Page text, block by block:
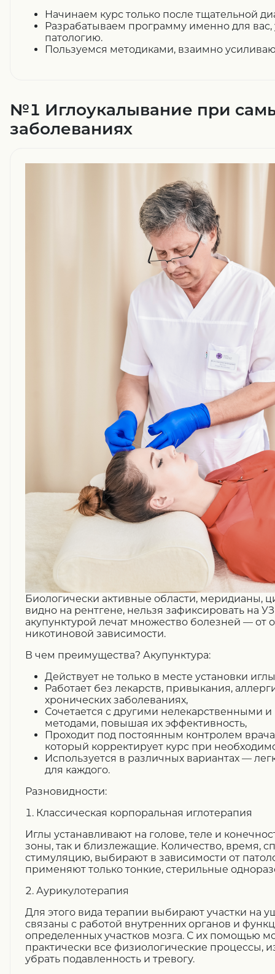
Начинаем курс только после тщательной
Разрабатываем программу именно для
патологию.
Пользуемся методиками, взаимно
№1 Иглоукалывание при
заболеваниях
Биологически активные области, меридианы,
видно на рентгене, нельзя зафиксировать на
акупунктурой лечат множество болезней — от
никотиновой зависимости.
В чем преимущества? Акупунктура:
Действует не только в месте установки
Работает без лекарств, привыкания,
хронических заболеваниях,
Сочетается с другими нелекарственными
методами, повышая их эффективность,
Проходит под постоянным контролем
который корректирует курс при
Используется в различных вариантах —
для каждого.
Разновидности:
1. Классическая корпоральная иглотерапия
Иглы устанавливают на голове, теле и
зоны, так и близлежащие. Количество, время,
стимуляцию, выбирают в зависимости от
применяют только тонкие, стерильные
2. Аурикулотерапия
Для этого вида терапии выбирают участки на
связаны с работой внутренних органов и
определенных участков мозга. С их помощью
практически все физиологические процессы,
убрать подавленность и тревогу.